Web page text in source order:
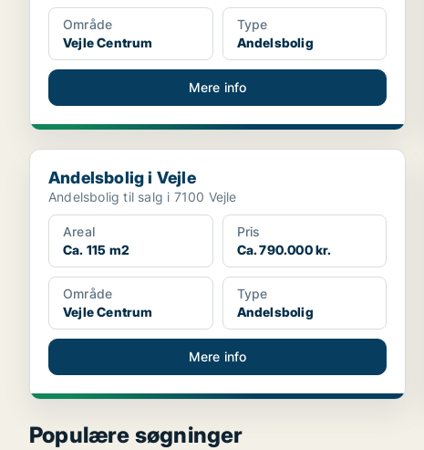
Område
Vejle Centrum
Type
Andelsbolig
Mere info
Andelsbolig i Vejle
Andelsbolig i Vejle
Andelsbolig til salg i 7100 Vejle
Areal
Ca. 115 m2
Pris
Ca. 790.000 kr.
Område
Vejle Centrum
Type
Andelsbolig
Mere info
Populære søgninger